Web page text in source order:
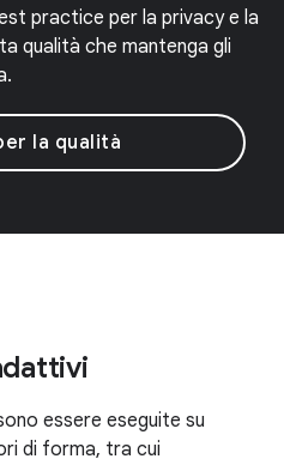
practice per la privacy e la
qualità che mantenga gli
la qualità
essere eseguite su
di forma, tra cui